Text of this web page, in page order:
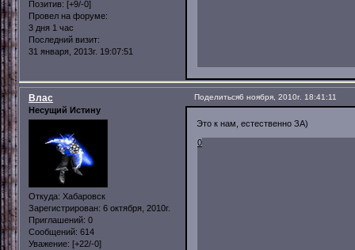
Позитив: [+9/-0]
Провел на форуме:
3 дня 1 час
Последний визит:
31 января, 2013г. 19:07:51
Поделиться6 ноября, 2010г. 18:41:11
Влас
Несущий Истину
Откуда: Хабаровск
Зарегистрирован: 6 октября, 2010г.
Приглашений: 0
Сообщений: 614
Уважение: [+22/-0]
Это к нам, естественно ЗА)
0